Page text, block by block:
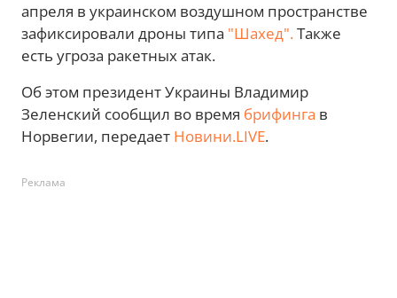
апреля в украинском воздушном пространстве
зафиксировали дроны типа "Шахед".Также
есть угроза ракетных атак.
Об этом президент Украины Владимир
Зеленский сообщил во время брифинга в
Норвегии, передает Новини.LIVE.
Реклама